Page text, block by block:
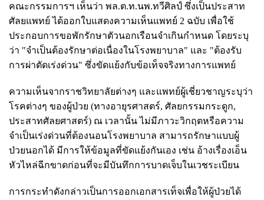
คณะกรรมการฯ เห็นว่า พล.ต.ท.นพ.ทวีศิลป์ ซึ่งเป็นประสาท
ศัลยแพทย์ ได้ออกใบแสดงความเห็นแพทย์ 2 ฉบับ เพื่อใช้
ประกอบการขอพักรักษาตัวนอกเรือนจำเกินกำหนด โดยระบุ
ว่า "จำเป็นต้องรักษาต่อเนื่องในโรงพยาบาล" และ "ต้องรับ
การผ่าตัดเร่งด่วน" ซึ่งขัดแย้งกับข้อเท็จจริงทางการแพทย์
ความเห็นจากราชวิทยาลัยต่างๆ และแพทย์ผู้เชี่ยวชาญระบุว่า
โรคต่างๆ ของผู้ป่วย (ทางอายุรศาสตร์, ศัลยกรรมกระดูก,
ประสาทศัลยศาสตร์) ณ เวลานั้น ไม่มีภาวะวิกฤตหรือความ
จำเป็นเร่งด่วนที่ต้องนอนโรงพยาบาล สามารถรักษาแบบผู้
ป่วยนอกได้ มีการให้ข้อมูลที่ขัดแย้งกันเอง เช่น อ้างเรื่องเอ็น
หัวไหล่ฉีกขาดก่อนที่จะมีบันทึกการบาดเจ็บในเวชระเบียน
การกระทำดังกล่าวเป็นการออกเอกสารเท็จเพื่อให้ผู้ป่วยได้